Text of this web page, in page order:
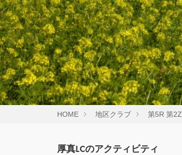
HOME 地区クラブ 第5R 第2Z
厚真LCのアクティビティ